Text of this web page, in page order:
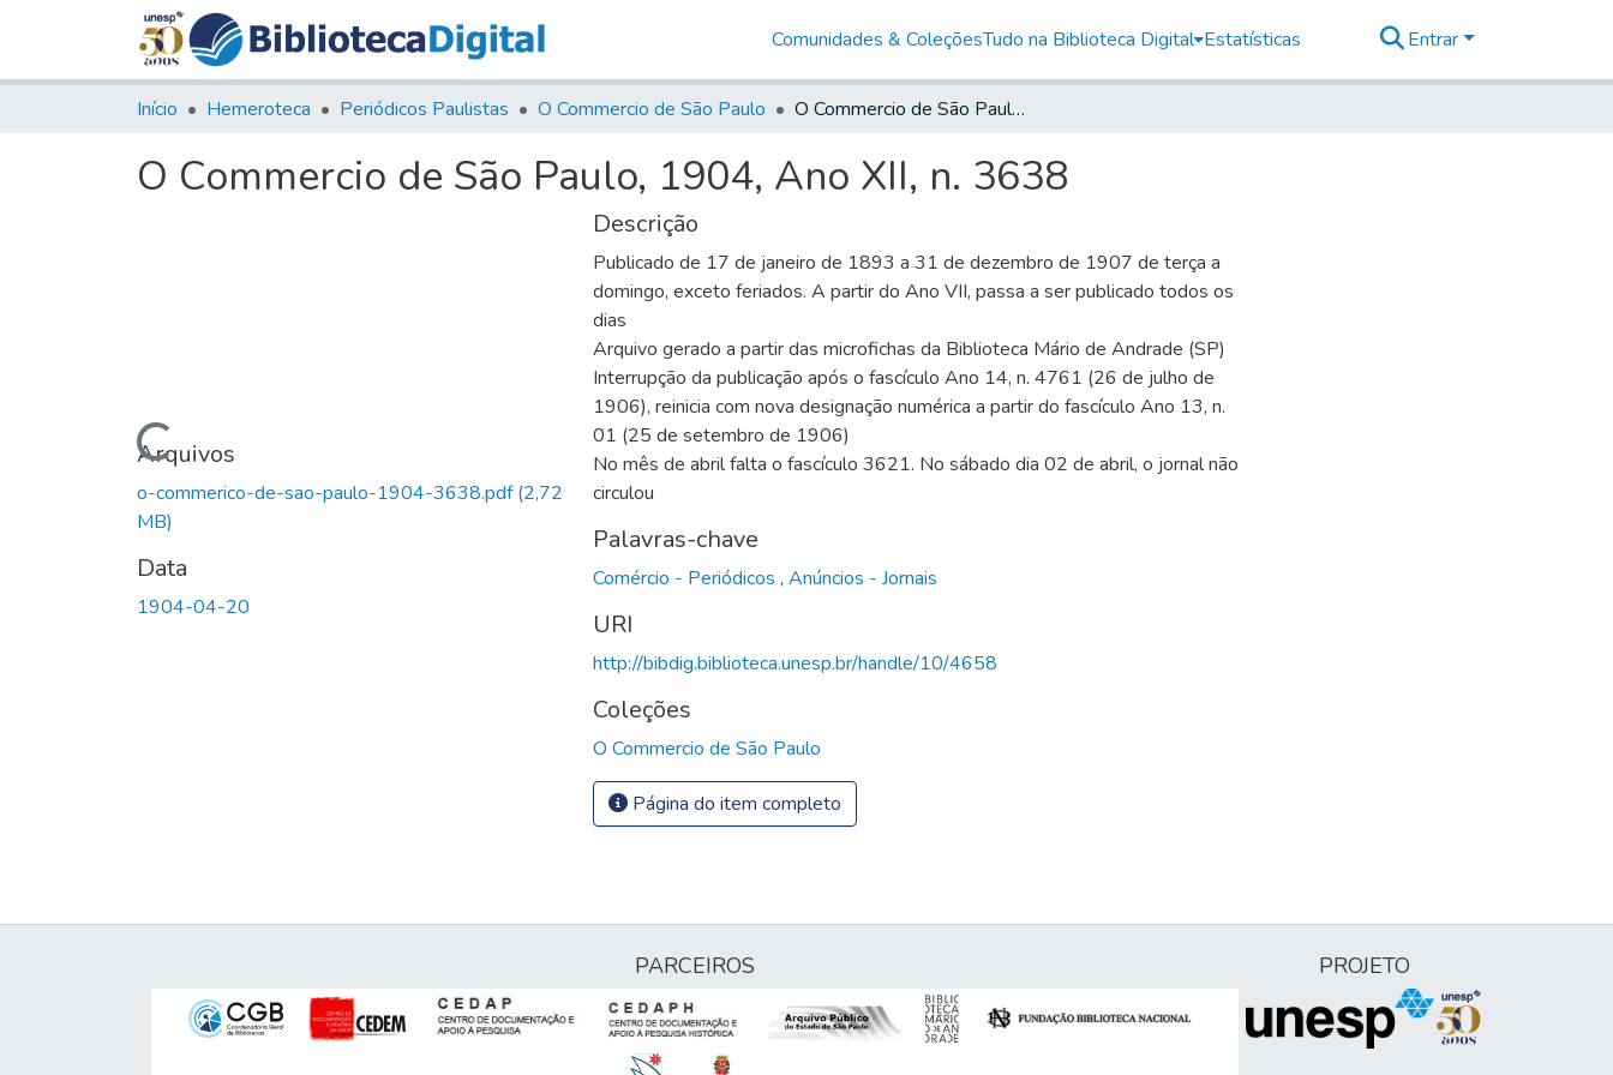
Comunidades & ColeçõesTudo na Biblioteca Digital Estatísticas Entrar
Início Hemeroteca Periódicos Paulistas O Commercio de São Paulo O Commercio de São Paulo, 1904, Ano XII, n. 3638
O Commercio de São Paulo, 1904, Ano XII, n. 3638
Carregando...
Arquivos
o-commerico-de-sao-paulo-1904-3638.pdf(2,72
MB)
Data
1904-04-20
Descrição
Publicado de 17 de janeiro de 1893 a 31 de dezembro de 1907 de terça a
domingo, exceto feriados. A partir do Ano VII, passa a ser publicado todos os
dias
Arquivo gerado a partir das microfichas da Biblioteca Mário de Andrade (SP)
Interrupção da publicação após o fascículo Ano 14, n. 4761 (26 de julho de
1906), reinicia com nova designação numérica a partir do fascículo Ano 13, n.
01 (25 de setembro de 1906)
No mês de abril falta o fascículo 3621. No sábado dia 02 de abril, o jornal não
circulou
Palavras-chave
Comércio - Periódicos , Anúncios - Jornais
URI
http://bibdig.biblioteca.unesp.br/handle/10/4658
Coleções
O Commercio de São Paulo
Página do item completo
PARCEIROS PROJETO